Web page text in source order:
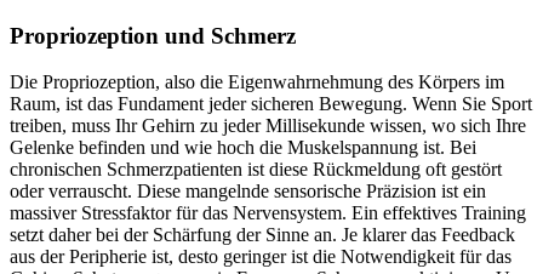
Propriozeption und Schmerz
Die Propriozeption, also die Eigenwahrnehmung des Körpers im
Raum, ist das Fundament jeder sicheren Bewegung. Wenn Sie Sport
treiben, muss Ihr Gehirn zu jeder Millisekunde wissen, wo sich Ihre
Gelenke befinden und wie hoch die Muskelspannung ist. Bei
chronischen Schmerzpatienten ist diese Rückmeldung oft gestört
oder verrauscht. Diese mangelnde sensorische Präzision ist ein
massiver Stressfaktor für das Nervensystem. Ein effektives Training
setzt daher bei der Schärfung der Sinne an. Je klarer das Feedback
aus der Peripherie ist, desto geringer ist die Notwendigkeit für das